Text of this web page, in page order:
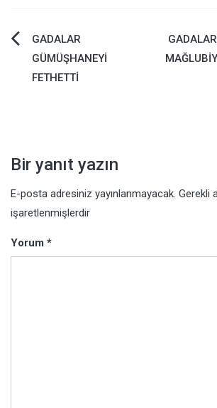
Yazı
gezinmesi
GADALAR
GÜMÜŞHANEYİ
FETHETTİ
Bir yanıt yazın
E-posta adresiniz yayınlanmayacak. Gerekli
işaretlenmişlerdir
Yorum *